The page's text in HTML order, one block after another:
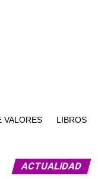
VALORES LIBROS
ACTUALIDAD